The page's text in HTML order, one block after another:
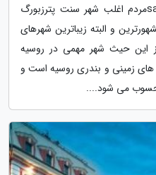
سنت پترزبورگ | saint petersburgمردم اغلب شهر سنت پترزبورگ
و البته زیباترین شهرهای
این حیث شهر مهمی در روسیه
زمینی و بندری روسیه است و
می شود....